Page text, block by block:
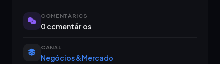
COMENTÁRIOS
0 comentários
CANAL
Negócios & Mercado